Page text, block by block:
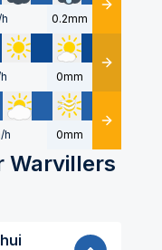
0.2mm Détails
0mm Détails
h 0mm Détails
Warvillers